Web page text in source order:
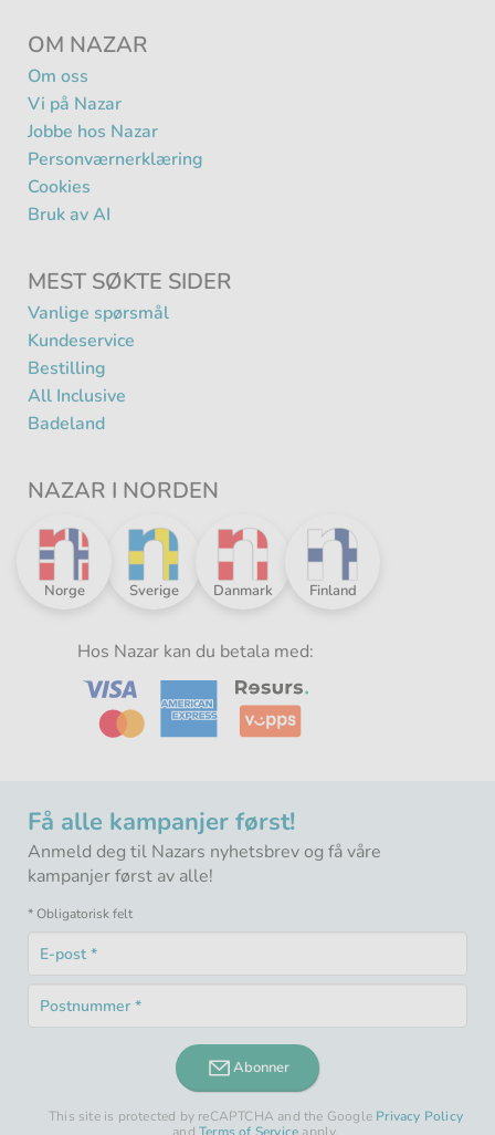
OM NAZAR
Om oss
Vi på Nazar
Jobbe hos Nazar
Personværnerklæring
Cookies
Bruk av AI
MEST SØKTE SIDER
Vanlige spørsmål
Kundeservice
Bestilling
All Inclusive
Badeland
NAZAR I NORDEN
Nazar
-
Sverige
Nazar
-
Danmark
Nazar
-
Finland
Nazar
Norge
Hos Nazar kan du betala med:
Få alle kampanjer først!
Anmeld deg til Nazars nyhetsbrev og få våre
kampanjer først av alle!
* Obligatorisk felt
E-
post
felt
Postnummer
Obligatorisk
Abonner
This site is protected by reCAPTCHA and the Google Privacy Policy